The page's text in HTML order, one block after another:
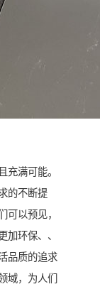
充满可能。
的不断提
可以预见，
加环保、、
品质的追求
域，为人们